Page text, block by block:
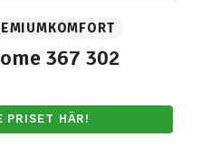
367 302
PRISET HÄR!